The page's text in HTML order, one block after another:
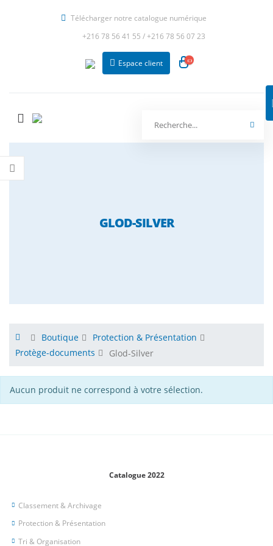
Télécharger notre catalogue numérique
+216 78 56 41 55 /+216 78 56 07 23
Espace client
GLOD-SILVER
Boutique
Protection & Présentation
Protège-documents
Glod-Silver
Aucun produit ne correspond à votre sélection.
Catalogue 2022
Classement & Archivage
Protection & Présentation
Tri & Organisation